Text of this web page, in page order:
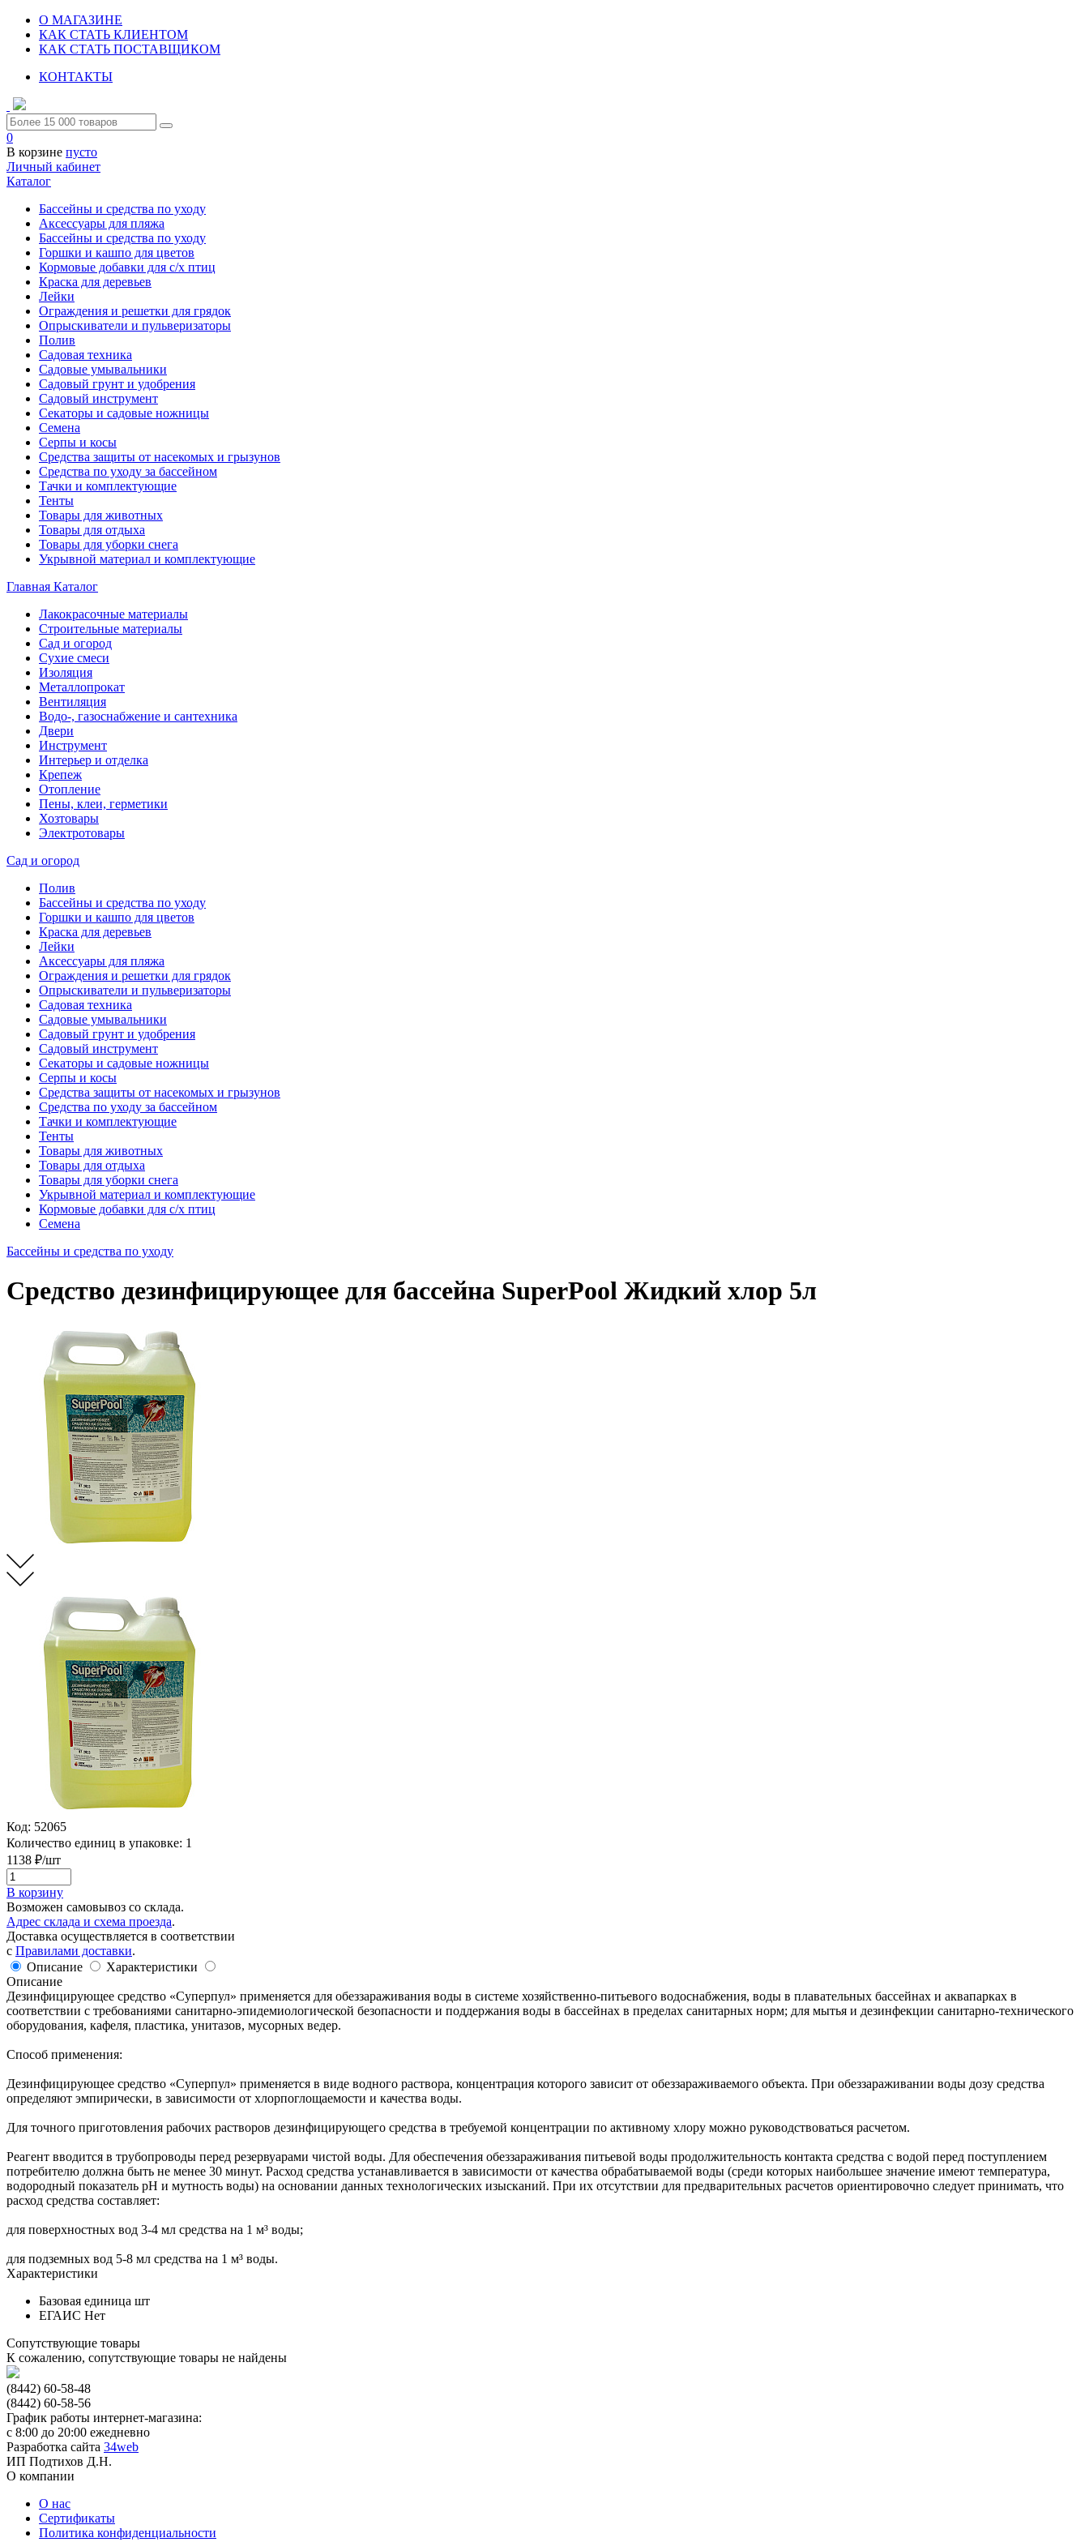
О МАГАЗИНЕ
КАК СТАТЬ КЛИЕНТОМ
КАК СТАТЬ ПОСТАВЩИКОМ
КОНТАКТЫ
0
В корзине пусто
Личный кабинет
Каталог
Бассейны и средства по уходу
Аксессуары для пляжа
Бассейны и средства по уходу
Горшки и кашпо для цветов
Кормовые добавки для с/х птиц
Краска для деревьев
Лейки
Ограждения и решетки для грядок
Опрыскиватели и пульверизаторы
Полив
Садовая техника
Садовые умывальники
Садовый грунт и удобрения
Садовый инструмент
Секаторы и садовые ножницы
Семена
Серпы и косы
Средства защиты от насекомых и грызунов
Средства по уходу за бассейном
Тачки и комплектующие
Тенты
Товары для животных
Товары для отдыха
Товары для уборки снега
Укрывной материал и комплектующие
Главная Каталог
Лакокрасочные материалы
Строительные материалы
Сад и огород
Сухие смеси
Изоляция
Металлопрокат
Вентиляция
Водо-, газоснабжение и сантехника
Двери
Инструмент
Интерьер и отделка
Крепеж
Отопление
Пены, клеи, герметики
Хозтовары
Электротовары
Сад и огород
Полив
Бассейны и средства по уходу
Горшки и кашпо для цветов
Краска для деревьев
Лейки
Аксессуары для пляжа
Ограждения и решетки для грядок
Опрыскиватели и пульверизаторы
Садовая техника
Садовые умывальники
Садовый грунт и удобрения
Садовый инструмент
Секаторы и садовые ножницы
Серпы и косы
Средства защиты от насекомых и грызунов
Средства по уходу за бассейном
Тачки и комплектующие
Тенты
Товары для животных
Товары для отдыха
Товары для уборки снега
Укрывной материал и комплектующие
Кормовые добавки для с/х птиц
Семена
Бассейны и средства по уходу
Средство дезинфицирующее для бассейна SuperPool Жидкий хлор 5л
Код: 52065
Количество единиц в упаковке: 1
1138 ₽/шт
В корзину
Возможен самовывоз со склада.
Адрес склада и схема проезда.
Доставка осуществляется в соответствии
с Правилами доставки.
Описание
Характеристики
Описание
Дезинфицирующее средство «Суперпул» применяется для обеззараживания воды в системе хозяйственно-питьевого водоснабжения, воды в плавательных бассейнах и аквапарках в
соответствии с требованиями санитарно-эпидемиологической безопасности и поддержания воды в бассейнах в пределах санитарных норм; для мытья и дезинфекции санитарно-технического
оборудования, кафеля, пластика, унитазов, мусорных ведер.
Способ применения:
Дезинфицирующее средство «Суперпул» применяется в виде водного раствора, концентрация которого зависит от обеззараживаемого объекта. При обеззараживании воды дозу средства
определяют эмпирически, в зависимости от хлорпоглощаемости и качества воды.
Для точного приготовления рабочих растворов дезинфицирующего средства в требуемой концентрации по активному хлору можно руководствоваться расчетом.
Реагент вводится в трубопроводы перед резервуарами чистой воды. Для обеспечения обеззараживания питьевой воды продолжительность контакта средства с водой перед поступлением
потребителю должна быть не менее 30 минут. Расход средства устанавливается в зависимости от качества обрабатываемой воды (среди которых наибольшее значение имеют температура,
водородный показатель рН и мутность воды) на основании данных технологических изысканий. При их отсутствии для предварительных расчетов ориентировочно следует принимать, что
расход средства составляет:
для поверхностных вод 3-4 мл средства на 1 м³ воды;
для подземных вод 5-8 мл средства на 1 м³ воды.
Характеристики
Базовая единица шт
ЕГАИС Нет
Сопутствующие товары
К сожалению, сопутствующие товары не найдены
(8442) 60-58-48
(8442) 60-58-56
График работы интернет-магазина:
с 8:00 до 20:00 ежедневно
Разработка сайта 34web
ИП Подтихов Д.Н.
О компании
О нас
Сертификаты
Политика конфиденциальности